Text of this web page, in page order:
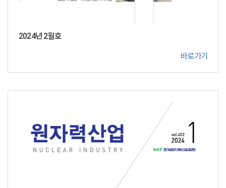
2024년 2월호
바로가기